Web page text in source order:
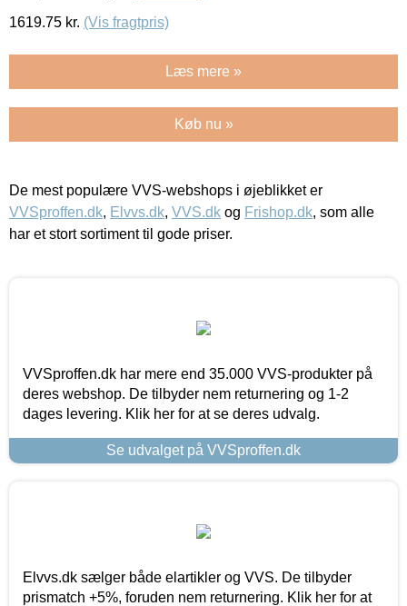
1619.75 kr. (Vis fragtpris)
Læs mere »
Køb nu »
De mest populære VVS-webshops i øjeblikket er
VVSproffen.dk, Elvvs.dk, VVS.dk og Frishop.dk, som alle
har et stort sortiment til gode priser.
VVSproffen.dk har mere end 35.000 VVS-produkter på
deres webshop. De tilbyder nem returnering og 1-2
dages levering. Klik her for at se deres udvalg.
Se udvalget på VVSproffen.dk
Elvvs.dk sælger både elartikler og VVS. De tilbyder
prismatch +5%, foruden nem returnering. Klik her for at